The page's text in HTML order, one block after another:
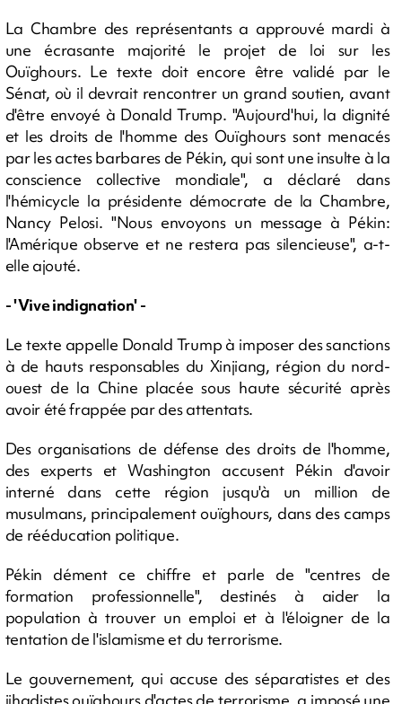
La Chambre des représentants a approuvé mardi à
une écrasante majorité le projet de loi sur les
Ouïghours. Le texte doit encore être validé par le
Sénat, où il devrait rencontrer un grand soutien, avant
d'être envoyé à Donald Trump. "Aujourd'hui, la dignité
et les droits de l'homme des Ouïghours sont menacés
par les actes barbares de Pékin, qui sont une insulte à la
conscience collective mondiale", a déclaré dans
l'hémicycle la présidente démocrate de la Chambre,
Nancy Pelosi. "Nous envoyons un message à Pékin:
l'Amérique observe et ne restera pas silencieuse", a-t-
elle ajouté.
- 'Vive indignation' -
Le texte appelle Donald Trump à imposer des sanctions
à de hauts responsables du Xinjiang, région du nord-
ouest de la Chine placée sous haute sécurité après
avoir été frappée par des attentats.
Des organisations de défense des droits de l'homme,
des experts et Washington accusent Pékin d'avoir
interné dans cette région jusqu'à un million de
musulmans, principalement ouïghours, dans des camps
de rééducation politique.
Pékin dément ce chiffre et parle de "centres de
formation professionnelle", destinés à aider la
population à trouver un emploi et à l'éloigner de la
tentation de l'islamisme et du terrorisme.
Le gouvernement, qui accuse des séparatistes et des